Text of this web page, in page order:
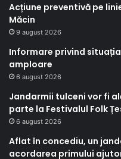
Acțiune preventivă pe
Măcin
9 august 2026
Informare privind
amploare
6 august 2026
Jandarmii tulceni vor fi
parte la Festivalul Folk
6 august 2026
Aflat în concediu, un
acordarea primului